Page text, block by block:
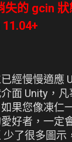
失的 gcin
經慢慢適應
面 Unity，
果您像凍仁
好者，一定
少了很多圖示